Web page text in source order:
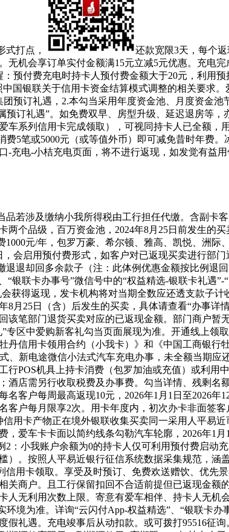
式打点，
还款宽限3天，每个
无机会享订单实付金额满15元立减5元优惠。充
预付费充电时持卡人预付费金额大于20元，利用
国银联关于信用卡资金结算模式调整的相关要求
预订礼遇，2.本勾当采用年度资金池、月度资金
预订礼遇”。如免费双早、房型升级、延迟退房等
车系列信用卡完成领取），可视同持卡人已全额
费5笔或5000元（或等值外币）即可减免昔时年费
-充电-小桔充电页面，将不进行返现，如发觉有益
若涉及缴纳小我所得税由工行担任代缴。含副卡
两个品级，百万资金池，2024年8月25日前发生的
1000元/年，包罗万豪、希尔顿、雅高、凯悦、洲
，会启用预付费形式，如客户对已返现买卖进行
退退却回多余款子（注：此体例优惠金额按比例
“银联卡办事号”微信号中的“权益精选-银联卡礼遇
获得返现，发卡机构将对当期全数应还透支款子
8月25日（含）后发生的买卖，具体请查看“办事
该笔部门退货买卖对应的已返现金额。部门商户
”专区中爱购新客礼勾当页面展现为准。开通线上
丹信用卡领用合约（小我卡）》和《中国工商银
、新电途微信小法式汽车充电办事，未全额当期
行POS机具上持卡消费（包罗加油或充值）或利
酒店需另行收取税费及办事费。勾当详情、残剩
客户每周最高返现10元，2026年1月1日至2026
客户每月限享2次。用卡年度内，初次办卡非面签
用卡产物正在境外银联收集买卖同一采用人平易
爱车卡卡面以简约线条勾勒汽车轮廓，2026年1
2：小我账户余额为0的持卡人仅可利用预付费启
）。按照人平易近银行征信系统数据采集规范，
用卡领取。享受及时预订、免费欢送赠饮、优
关商户。且工行保留扣回不合适前提但已返现金
人无利用次数上限。寄意有爱车相伴、持卡人无
环境为准。详询“云闪付App-权益精选”、“银联卡
假礼遇。充电竣事后从动扣款。或可拨打95516征